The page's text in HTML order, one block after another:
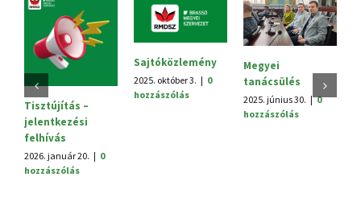
Tisztújítás –
jelentkezési
felhívás
2026. január 20. | 0
hozzászólás
Sajtóközlemény
2025. október 3. | 0
hozzászólás
Megyei
tanácsülés
2025. június 30. | 0
hozzászólás